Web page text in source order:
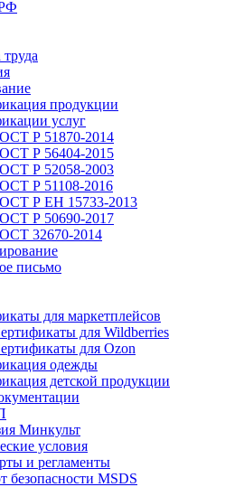
продукции
услуг
Р 51870-2014
Р 56404-2015
Р 52058-2003
Р 51108-2016
Р ЕН 15733-2013
Р 50690-2017
32670-2014
письмо
для маркетплейсов
для Wildberries
для Ozon
одежды
детской продукции
Минкульт
условия
и регламенты
безопасности MSDS